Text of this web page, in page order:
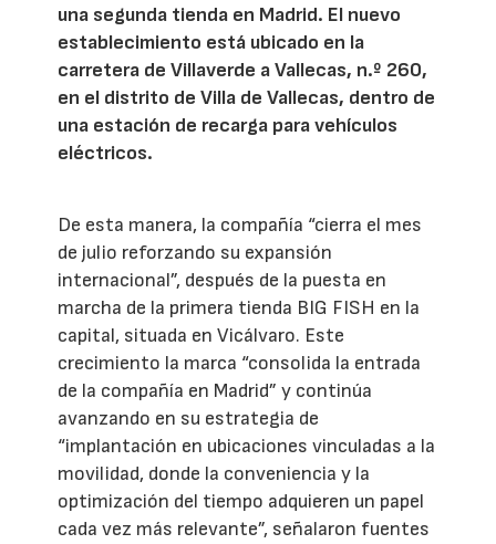
una segunda tienda en Madrid. El nuevo
establecimiento está ubicado en la
carretera de Villaverde a Vallecas, n.º 260,
en el distrito de Villa de Vallecas, dentro de
una estación de recarga para vehículos
eléctricos.
De esta manera, la compañía “cierra el mes
de julio reforzando su expansión
internacional”, después de la puesta en
marcha de la primera tienda BIG FISH en la
capital, situada en Vicálvaro. Este
crecimiento la marca “consolida la entrada
de la compañía en Madrid” y continúa
avanzando en su estrategia de
“implantación en ubicaciones vinculadas a la
movilidad, donde la conveniencia y la
optimización del tiempo adquieren un papel
cada vez más relevante”, señalaron fuentes